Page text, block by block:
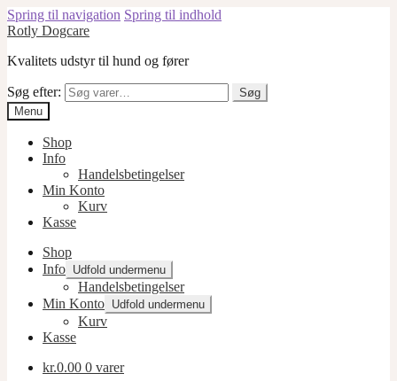
Spring til navigation Spring til indhold
Rotly Dogcare
Kvalitets udstyr til hund og fører
Søg efter:
Søg
Menu
Shop
Info
Handelsbetingelser
Min Konto
Kurv
Kasse
Shop
Info Udfold undermenu
Handelsbetingelser
Min Konto Udfold undermenu
Kurv
Kasse
kr.0.00 0 varer